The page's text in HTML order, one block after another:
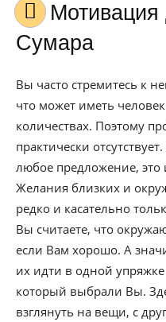
Мотивация для имени
Сумара
Вы часто стремитесь к
что может иметь
количествах. Поэтому
практически
любое предложение, это
Желания близких и
редко и касательно
Вы считаете, что
если Вам хорошо. А
их идти в одной
который выбрали Вы.
взглянуть на вещи, с